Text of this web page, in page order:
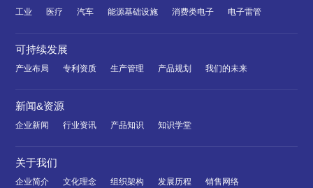
工业 医疗 汽车 能源基础设施 消费类电子 电子雷管
可持续发展
产业布局 专利资质 生产管理 产品规划 我们的未来
新闻&资源
企业新闻 行业资讯 产品知识 知识学堂
关于我们
企业简介 文化理念 组织架构 发展历程
销售网络